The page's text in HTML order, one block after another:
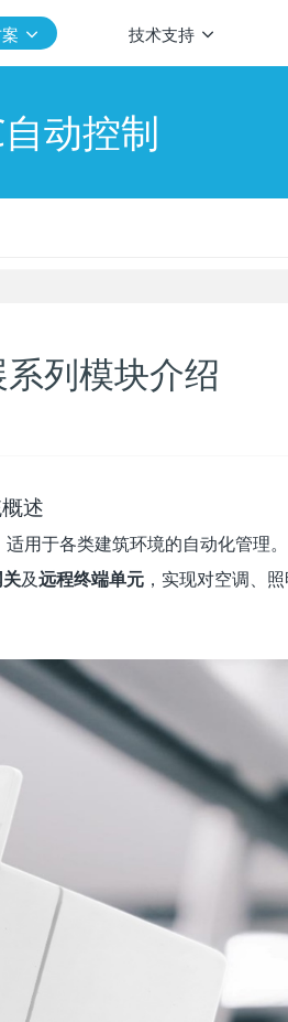
技术支持
动控制
列模块介绍
述
用于各类建筑环境的自动化管理
及远程终端单元 ，实现对空调、